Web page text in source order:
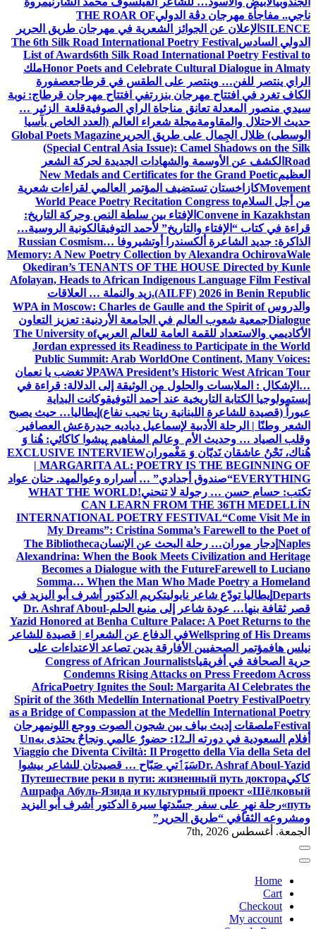
ناجي.. مفاجأة مهرجان دڨة الدوليTHE ROAR OF
SILENCE الإعلان عن الجوائز الشعرية في مهرجان طريق الحرير
الدولي السادسThe 6th Silk Road International Poetry Festival
List of Awards6th Silk Road International Poetry Festival to
Honor Poets and Celebrate Cultural Dialogue in Almatyملك
الراي ينتصر للفن… وينتصر على الطقس في قرطاجعصفورة
الكاف تغرد في افتتاح مهرجان بنزرتفي افتتاح مهرجان قرطاج: نوبة
سيدي منصور المعدلة تعانق مناجاة الراي الصوفيةقلعة الزئير …
حديث الاحتلال والمقاومةمجلة شعراء العالم (العدد الخاص بآسيا
الوسطى) ظلال الجِمال على طريق الحرير Global Poets Magazine
(Special Central Asia Issue): Camel Shadows on the Silk
Road الكشف عن الأوسمة والشهادات الجديدة لحركة الشعر
العظيمNew Medals and Certificates for the Grand Poetic
Movementكازاخستان تستضيف المؤتمر العالمي لقراءات شعرية
من أجل السلامWorld Peace Poetry Recitation Congress to
Convene in Kazakhstan الإفتاء بين سلطة النص وحركة التاريخ:
قراءة في كتاب “الإفتاء والتاريخ” لأحمد التوفيقالكونية الروسية…
الذاكرة: جديد الشاعرة ألكسندرا أوتشيروفا Russian Cosmism…
Memory: A New Poetry Collection by Alexandra OchirovaWale
Okediran’s TENANTS OF THE HOUSE Directed by Kunle
Afolayan, Heads to African Indigenous Language Film Festival
(AILFF) 2026 in Benin Republic. زيد والنملة … العلاقات
والدروسWPA in Moscow: Charles de Gaulle and the Spirit of
Dialogueجمعية شعوب العالم في الجامعة الأردنية: تعزيز التعاون
الأكاديمي والاستعداد للقمة العامة للعالم العربيThe University of
Jordan expressed its Readiness to Participate in the World
Public Summit: Arab WorldOne Continent, Many Voices:
PAWA President’s Historic West African Tourلا تغضب يا نعمان
…الإشكال : الملابسات والحلول من الوثيقة إلى الدلالة: قراءة في
إبستمولوجيا الكتابة التاريخية عند أحمد التوفيقوكانت البداية
عبوراً (قصيدة للشاعرة اللبنانية ريتا نجيب نفاع) إيطاليا… حيث يصبح
الشعر وطنًا | الرحلة الأدبية لإسماعيل دياديه حيدرةعش العصافير
وقلب الصياد … وحديث الأم وعالم المفاهيم پیشوا کاکائي: هُنا وَ
هُناك، نَحْنُ عاشقان نَديّان وَ مَغْمورانEXCLUSIVE INTERVIEW
| MARGARITA AL: POETRY IS THE BEGINNING OF
EVERYTHING“صندوق أجدادي” … أسراره وعوالمهد. حنان عواد
تكتب: حسام حسن … رجولة لا تنحني!WHAT THE WORLD
CAN LEARN FROM THE 36TH MEDELLÍN
INTERNATIONAL POETRY FESTIVAL“Come Visit Me in
My Dreams”: Cristina Somma’s Farewell to the Poet of
Naples إدجار موران… رحلة البحث عن الإنسانThe Bibliotheca
Alexandrina: When the Book Meets Civilization and Heritage
Becomes a Dialogue with the FutureFarewell to Luciano
Somma… When the Man Who Made Poetry a Homeland
Departs إيطاليا تودّع شاعر نابوليتكريم الدكتور أشرف أبو اليزيد في
قصر ثقافة بنها… عودة شاعر إلى منبع الحلمDr. Ashraf Aboul-
Yazid Honored at Benha Culture Palace: A Poet Returns to the
Wellspring of His Dreamsفي الدفاع عن الشعراء | قصيدة للشاعر
نيلس هافمؤتمر الصحفيين الأفارقة يدين تصاعد الاعتداءات على
حرية الصحافة في أفريقياCongress of African Journalists
Condemns Rising Attacks on Press Freedom Across
AfricaPoetry Ignites the Soul: Margarita Al Celebrates the
Spirit of the 36th Medellín International Poetry FestivalPoetry
as a Bridge of Compassion at the Medellín International Poetry
Festivalملصقات إديث بياف بين شجون الصوت ووجع اللونمهرجان
أفلام السعودية في دورته الـ12: حضورٌ عالمي ونجاحٌ يحتذى به
Un
Viaggio che Diventa Civiltà: Il Progetto della Via della Seta del
Dr. Ashraf Aboul-Yazidسَيَٲتي صَبّاح … قصيدتان للشاعر بيشوا
كاكيПутешествие реки в пути: жизненный путь доктора
Ашрафа Абуль-Язида и культурный проект «Шёлковый
путь» رحلة نهرٍ على سفر جسّدتها سيرة الدكتور أشرف أبو اليزيد
ومشروعه الثقافي “طريق الحرير”
الجمعة. أغسطس 7th, 2026
Home
Cart
Checkout
My account